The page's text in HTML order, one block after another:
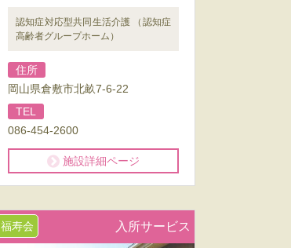
認知症対応型共同生活介護 （認知症
高齢者グループホーム）
住所
岡山県倉敷市北畝7-6-22
TEL
086-454-2600
施設詳細ページ
福寿会 入所サービス